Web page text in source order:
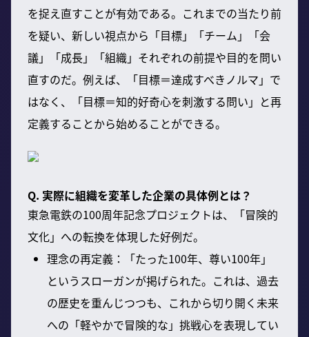
を捉え直すことが有効である。これまでの当たり前
を疑い、新しい視点から「目標」「チーム」「会
議」「成長」「組織」それぞれの前提や目的を問い
直すのだ。例えば、「目標＝達成すべきノルマ」で
はなく、「目標＝知的好奇心を刺激する問い」と再
定義することから始めることができる。
Q. 実際に組織を変革した企業の具体例とは？
東急電鉄の100周年記念プロジェクトは、「冒険的
文化」への転換を体現した好例だ。
理念の再定義：「たった100年、尊い100年」
というスローガンが掲げられた。これは、過去
の歴史を重んじつつも、これから切り開く未来
への「軽やかで冒険的な」挑戦心を表現してい